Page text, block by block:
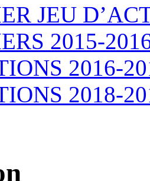
JEU
2015-
2016-
2018-